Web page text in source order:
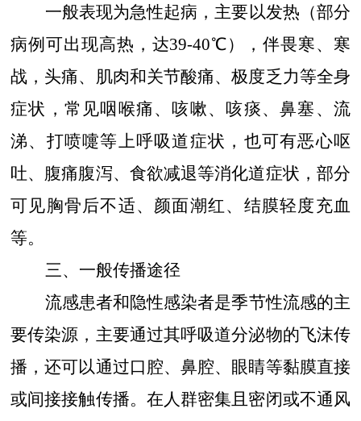
一般表现为急性起病，主要以发热（部分
病例可出现高热，达39-40℃），伴畏寒、寒
战，头痛、肌肉和关节酸痛、极度乏力等全身
症状，常见咽喉痛、咳嗽、咳痰、鼻塞、流
涕、打喷嚏等上呼吸道症状，也可有恶心呕
吐、腹痛腹泻、食欲减退等消化道症状，部分
可见胸骨后不适、颜面潮红、结膜轻度充血
等。
三、一般传播途径
流感患者和隐性感染者是季节性流感的主
要传染源，主要通过其呼吸道分泌物的飞沫传
播，还可以通过口腔、鼻腔、眼睛等黏膜直接
或间接接触传播。在人群密集且密闭或不通风